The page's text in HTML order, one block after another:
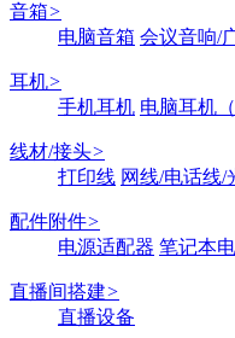
音箱>
电脑音箱 会议音响/
耳机>
手机耳机 电脑耳机
线材/接头>
打印线 网线/电话线/
配件附件>
电源适配器 笔记本
直播间搭建>
直播设备